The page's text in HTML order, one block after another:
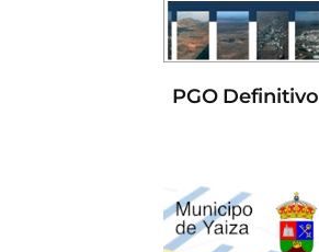
PGO Definitivo